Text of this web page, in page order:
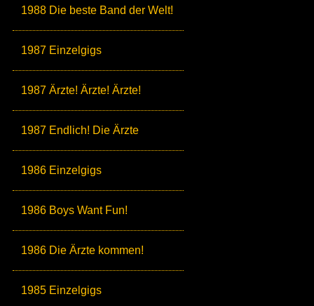
1988 Die beste Band der Welt!
1987 Einzelgigs
1987 Ärzte! Ärzte! Ärzte!
1987 Endlich! Die Ärzte
1986 Einzelgigs
1986 Boys Want Fun!
1986 Die Ärzte kommen!
1985 Einzelgigs